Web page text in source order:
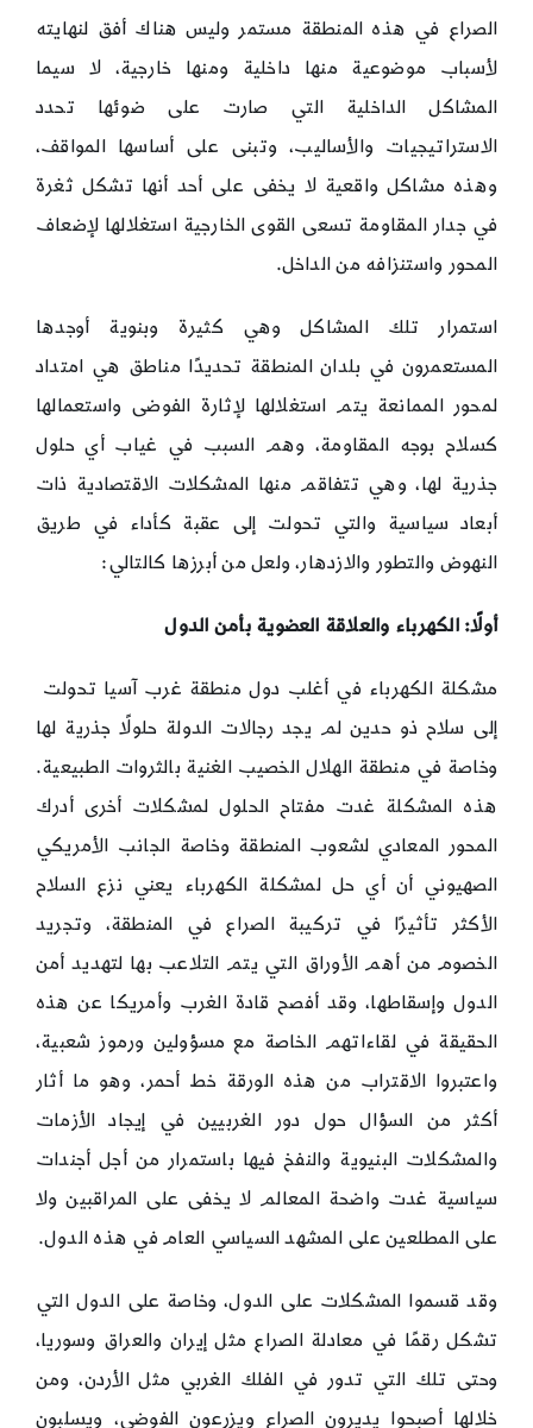
الصراع في هذه المنطقة مستمر وليس هناك أفق لنهايته
لأسباب موضوعية منها داخلية ومنها خارجية، لا سيما
المشاكل الداخلية التي صارت على ضوئها تحدد
الاستراتيجيات والأساليب، وتبنى على أساسها المواقف،
وهذه مشاكل واقعية لا يخفى على أحد أنها تشكل ثغرة
في جدار المقاومة تسعى القوى الخارجية استغلالها لإضعاف
المحور واستنزافه من الداخل.
استمرار تلك المشاكل وهي كثيرة وبنوية أوجدها
المستعمرون في بلدان المنطقة تحديدًا مناطق هي امتداد
لمحور الممانعة يتم استغلالها لإثارة الفوضى واستعمالها
كسلاح بوجه المقاومة، وهم السبب في غياب أي حلول
جذرية لها، وهي تتفاقم منها المشكلات الاقتصادية ذات
أبعاد سياسية والتي تحولت إلى عقبة كأداء في طريق
النهوض والتطور والازدهار، ولعل من أبرزها كالتالي:
أولًا: الكهرباء والعلاقة العضوية بأمن الدول
مشكلة الكهرباء في أغلب دول منطقة غرب آسيا تحولت
إلى سلاح ذو حدين لم يجد رجالات الدولة حلولًا جذرية لها
وخاصة في منطقة الهلال الخصيب الغنية بالثروات الطبيعية.
هذه المشكلة غدت مفتاح الحلول لمشكلات أخرى أدرك
المحور المعادي لشعوب المنطقة وخاصة الجانب الأمريكي
الصهيوني أن أي حل لمشكلة الكهرباء يعني نزع السلاح
الأكثر تأثيرًا في تركيبة الصراع في المنطقة، وتجريد
الخصوم من أهم الأوراق التي يتم التلاعب بها لتهديد أمن
الدول وإسقاطها، وقد أفصح قادة الغرب وأمريكا عن هذه
الحقيقة في لقاءاتهم الخاصة مع مسؤولين ورموز شعبية،
واعتبروا الاقتراب من هذه الورقة خط أحمر، وهو ما أثار
أكثر من السؤال حول دور الغربيين في إيجاد الأزمات
والمشكلات البنيوية والنفخ فيها باستمرار من أجل أجندات
سياسية غدت واضحة المعالم لا يخفى على المراقبين ولا
على المطلعين على المشهد السياسي العام في هذه الدول.
وقد قسموا المشكلات على الدول، وخاصة على الدول التي
تشكل رقمًا في معادلة الصراع مثل إيران والعراق وسوريا،
وحتى تلك التي تدور في الفلك الغربي مثل الأردن، ومن
خلالها أصبحوا يديرون الصراع ويزرعون الفوضى، ويسلبون